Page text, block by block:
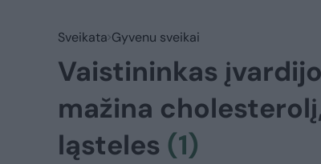
Sveikata Gyvenu sveikai
Vaistininkas
mažina
ląsteles (1)